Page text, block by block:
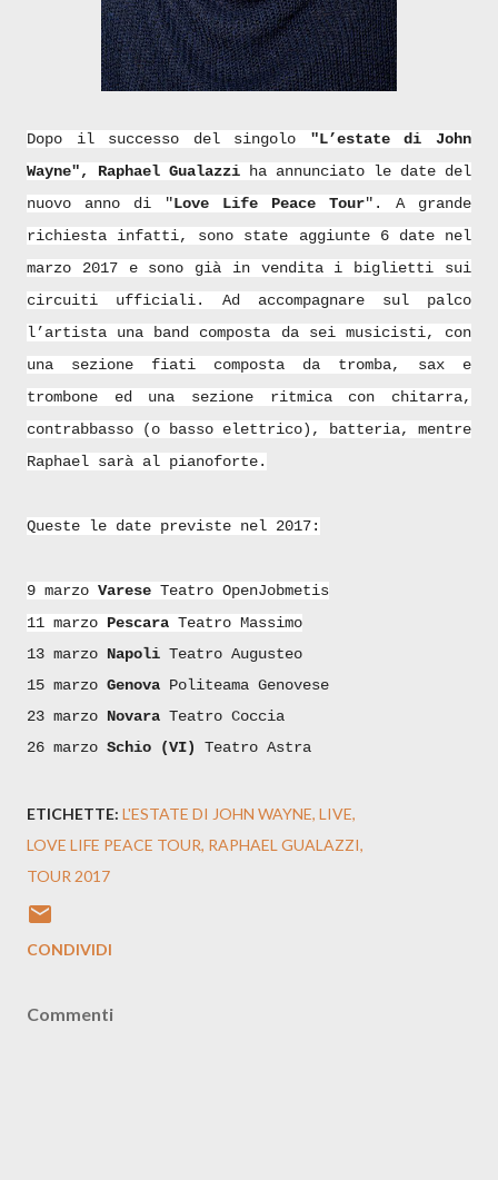
Dopo il successo del singolo "L’estate di John
Wayne",
Raphael Gualazzi ha annunciato le date del
nuovo anno di "Love Life Peace Tour". A grande
richiesta infatti, sono state aggiunte 6 date nel
marzo 2017 e sono già in vendita i biglietti sui
circuiti ufficiali. Ad accompagnare sul palco
l’artista una
band composta da sei musicisti, con
una sezione fiati composta da tromba, sax e
trombone ed una sezione ritmica con chitarra,
contrabbasso (o basso elettrico), batteria, mentre
Raphael sarà al pianoforte.
Queste le date previste nel 2017:
9 marzo Varese Teatro OpenJobmetis
11 marzo Pescara Teatro Massimo
13 marzo Napoli Teatro Augusteo
15 marzo Genova Politeama Genovese
23 marzo Novara Teatro Coccia
26 marzo Schio (VI) Teatro Astra
ETICHETTE: L'ESTATE DI JOHN WAYNE LIVE
LOVE LIFE PEACE TOUR RAPHAEL GUALAZZI
TOUR 2017
CONDIVIDI
Commenti